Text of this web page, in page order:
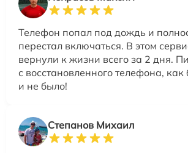
Телефон попал под дождь и
перестал включаться. В этом
вернули к жизни всего за 2 дня.
с восстановленного телефона, как
и не было!
Степанов Михаил